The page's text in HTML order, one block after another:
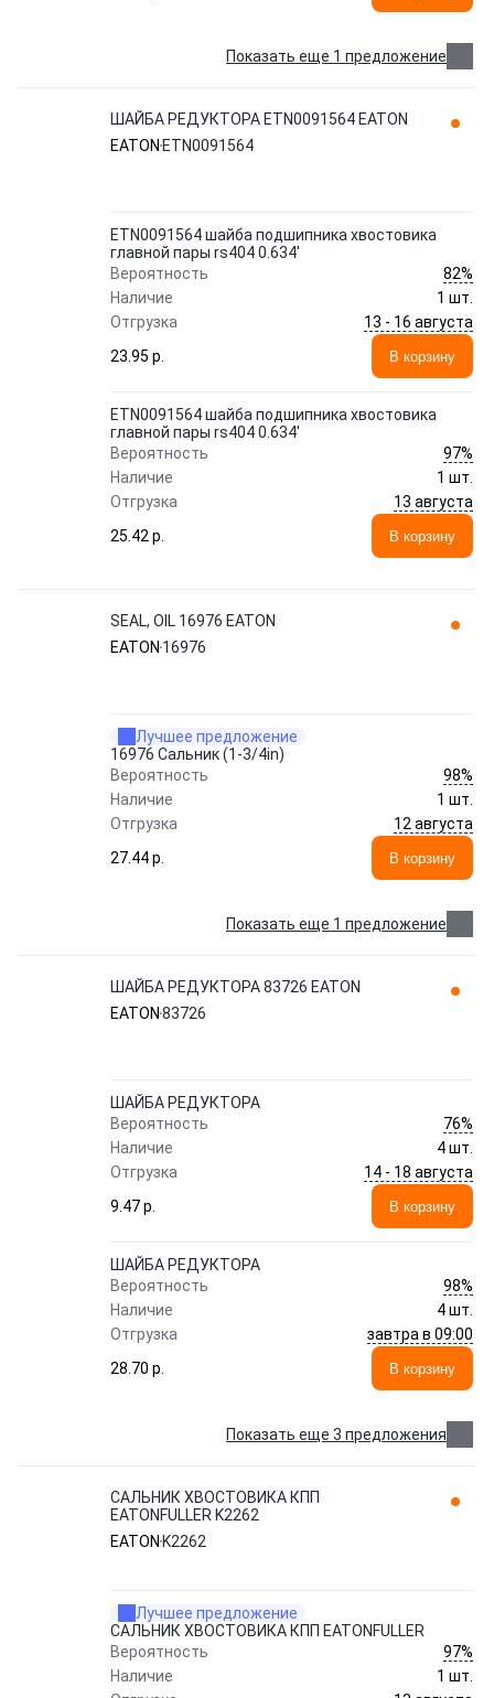
Показать еще 1 предложение
ШАЙБА РЕДУКТОРА ETN0091564 EATON
EATON ETN0091564
ETN0091564 шайба подшипника хвостовика
главной пары rs404 0.634'
Вероятность
82%
Наличие
1 шт.
Отгрузка
13 - 16 августа
23.95 p.
В корзину
ETN0091564 шайба подшипника хвостовика
главной пары rs404 0.634'
Вероятность
97%
Наличие
1 шт.
Отгрузка
13 августа
25.42 p.
В корзину
SEAL, OIL 16976 EATON
EATON 16976
Лучшее предложение
16976 Сальник (1-3/4in)
Вероятность
98%
Наличие
1 шт.
Отгрузка
12 августа
27.44 p.
В корзину
Показать еще 1 предложение
ШАЙБА РЕДУКТОРА 83726 EATON
EATON 83726
ШАЙБА РЕДУКТОРА
Вероятность
76%
Наличие
4 шт.
Отгрузка
14 - 18 августа
9.47 p.
В корзину
ШАЙБА РЕДУКТОРА
Вероятность
98%
Наличие
4 шт.
Отгрузка
завтра в 09:00
28.70 p.
В корзину
Показать еще 3 предложения
САЛЬНИК ХВОСТОВИКА КПП
EATONFULLER K2262
EATON K2262
Лучшее предложение
САЛЬНИК ХВОСТОВИКА КПП EATONFULLER
Вероятность
97%
Наличие
1 шт.